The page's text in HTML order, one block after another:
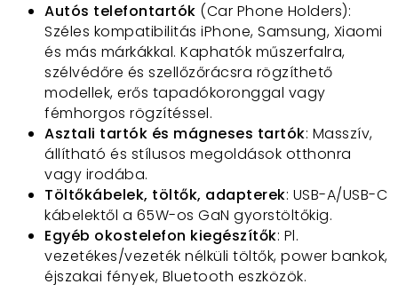
Autós telefontartók (Car Phone Holders):
Széles kompatibilitás iPhone, Samsung, Xiaomi
és más márkákkal. Kaphatók műszerfalra,
szélvédőre és szellőzőrácsra rögzíthető
modellek, erős tapadókoronggal vagy
fémhorgos rögzítéssel.
Asztali tartók és mágneses tartók: Masszív,
állítható és stílusos megoldások otthonra
vagy irodába.
Töltőkábelek, töltők, adapterek: USB-A/USB-C
kábelektől a 65W-os GaN gyorstöltőkig.
Egyéb okostelefon kiegészítők: Pl.
vezetékes/vezeték nélküli töltők, power bankok,
éjszakai fények, Bluetooth eszközök.